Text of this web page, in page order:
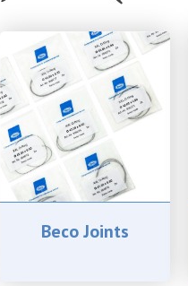
Beco Joints